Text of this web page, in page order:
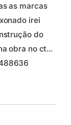
as marcas
irei
do
obra no ct…